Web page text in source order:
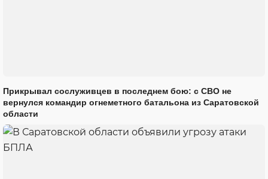
Прикрывал сослуживцев в последнем бою: с СВО не
вернулся командир огнеметного батальона из Саратовской
области